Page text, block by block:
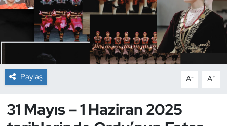
Paylaş A- A+
31 Mayıs – 1 Haziran 2025
Curling
Dağcılık
Dans Sporları
Dövüş Sanatı
E-Spor